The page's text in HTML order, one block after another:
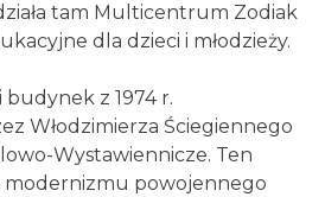
tam Multicentrum Zodiak
dla dzieci i młodzieży.
z 1974 r.
Włodzimierza Ściegiennego
Wystawiennicze. Ten
modernizmu powojennego